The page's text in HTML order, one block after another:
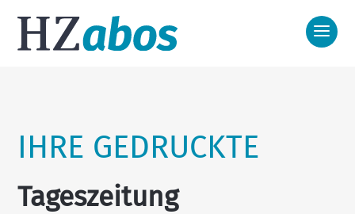
IHRE GEDRUCKTE
​Tageszeitung